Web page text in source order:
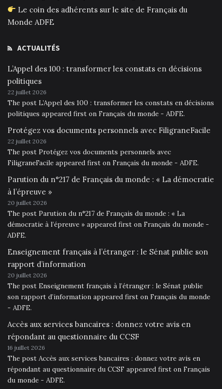
Le coin des adhérents sur le site de Français du
Monde ADFE
ACTUALITÉS
L’Appel des 100 : transformer les constats en décisions
politiques
22 juillet 2026
The post L’Appel des 100 : transformer les constats en décisions
politiques appeared first on Français du monde - ADFE.
Protégez vos documents personnels avec FiligraneFacile
22 juillet 2026
The post Protégez vos documents personnels avec
FiligraneFacile appeared first on Français du monde - ADFE.
Parution du n°217 de Français du monde : « La démocratie
à l’épreuve »
20 juillet 2026
The post Parution du n°217 de Français du monde : « La
démocratie à l’épreuve » appeared first on Français du monde -
ADFE.
Enseignement français à l’étranger : le Sénat publie son
rapport d’information
20 juillet 2026
The post Enseignement français à l’étranger : le Sénat publie
son rapport d’information appeared first on Français du monde
- ADFE.
Accès aux services bancaires : donnez votre avis en
répondant au questionnaire du CCSF
16 juillet 2026
The post Accès aux services bancaires : donnez votre avis en
répondant au questionnaire du CCSF appeared first on Français
du monde - ADFE.